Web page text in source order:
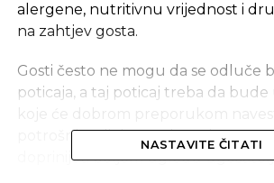
alergene, nutritivnu vrijednost i
na zahtjev gosta.
Gosti često ne mogu da se odluče
poticaja, a taj poticaj treba da
potrošnju, ali time pokazati
doprinijeti boljem ugledu
NASTAVITE ČITATI